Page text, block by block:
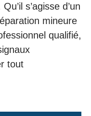
s’agisse d’un
mineure
qualifié,
tout